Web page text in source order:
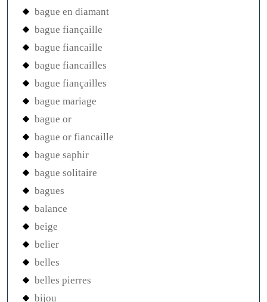
bague en diamant
bague fiançaille
bague fiancaille
bague fiancailles
bague fiançailles
bague mariage
bague or
bague or fiancaille
bague saphir
bague solitaire
bagues
balance
beige
belier
belles
belles pierres
bijou